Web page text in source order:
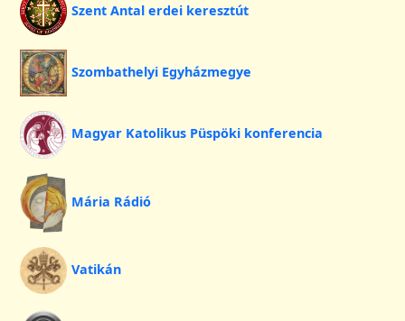
Szent Antal erdei keresztút
Szombathelyi Egyházmegye
Magyar Katolikus Püspöki konferencia
Mária Rádió
Vatikán